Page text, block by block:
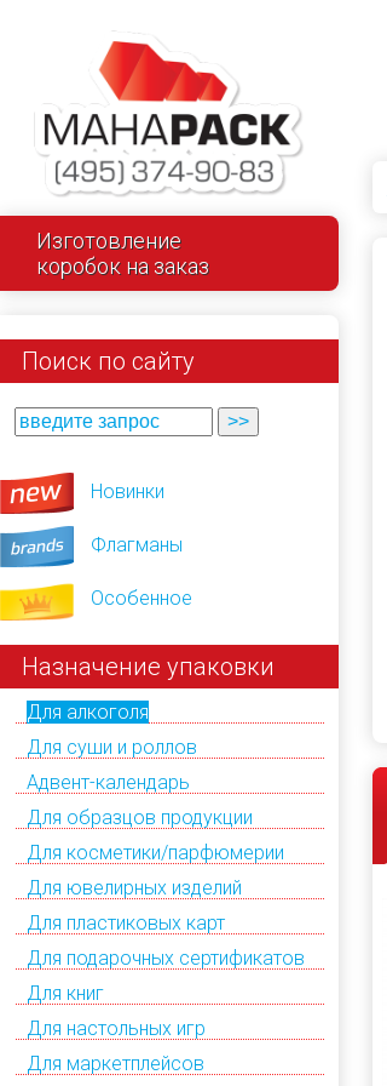
Изготовление
коробок на заказ
Поиск по сайту
Новинки
Флагманы
Особенное
Назначение упаковки
Для алкоголя
Для суши и роллов
Адвент-календарь
Для образцов продукции
Для косметики/парфюмерии
Для ювелирных изделий
Для пластиковых карт
Для подарочных сертификатов
Для книг
Для настольных игр
Для маркетплейсов